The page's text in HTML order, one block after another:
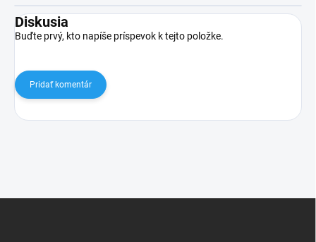
Diskusia
Buďte prvý, kto napíše príspevok k tejto položke.
Pridať komentár